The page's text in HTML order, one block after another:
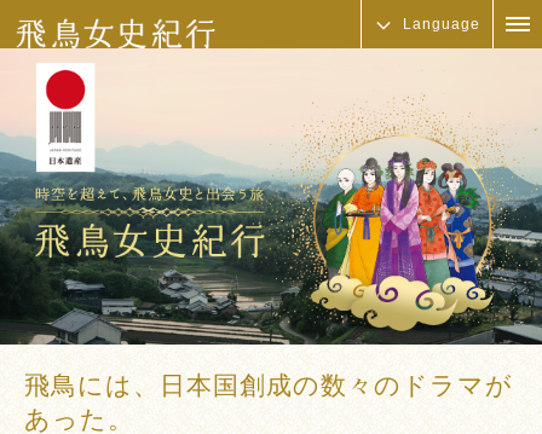
Language
飛鳥には、日本国創成の数々のドラマが
あった。